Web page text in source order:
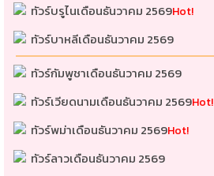
ทัวร์บรูไนเดือนธันวาคม 2569Hot!
ทัวร์บาหลีเดือนธันวาคม 2569
ทัวร์กัมพูชาเดือนธันวาคม 2569
ทัวร์เวียดนามเดือนธันวาคม 2569Hot!
ทัวร์พม่าเดือนธันวาคม 2569Hot!
ทัวร์ลาวเดือนธันวาคม 2569